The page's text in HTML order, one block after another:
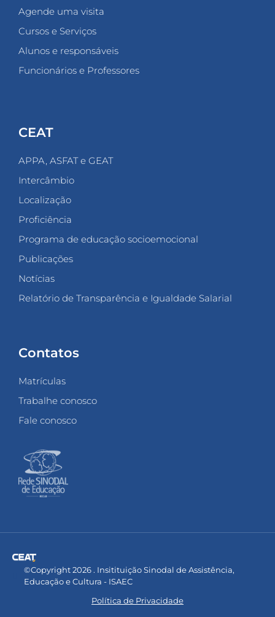
Agende uma visita
Cursos e Serviços
Alunos e responsáveis
Funcionários e Professores
CEAT
APPA, ASFAT e GEAT
Intercâmbio
Localização
Proficiência
Programa de educação socioemocional
Publicações
Notícias
Relatório de Transparência e Igualdade Salarial
Contatos
Matrículas
Trabalhe conosco
Fale conosco
©Copyright 2026 . Insitituição Sinodal de Assistência,
Educação e Cultura - ISAEC
Política de Privacidade